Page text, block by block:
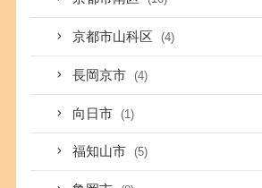
京都市山科区 (4)
長岡京市 (4)
向日市 (1)
福知山市 (5)